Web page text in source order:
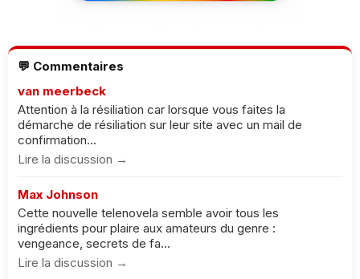
💬 Commentaires
van meerbeck
Attention à la résiliation car lorsque vous faites la
démarche de résiliation sur leur site avec un mail de
confirmation...
Lire la discussion →
Max Johnson
Cette nouvelle telenovela semble avoir tous les
ingrédients pour plaire aux amateurs du genre :
vengeance, secrets de fa...
Lire la discussion →